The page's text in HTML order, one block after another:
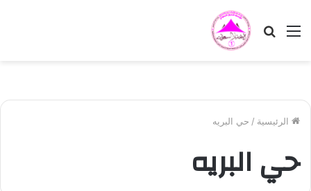
القائمة بحث
الرئيسية / حي البريه
حي البريه